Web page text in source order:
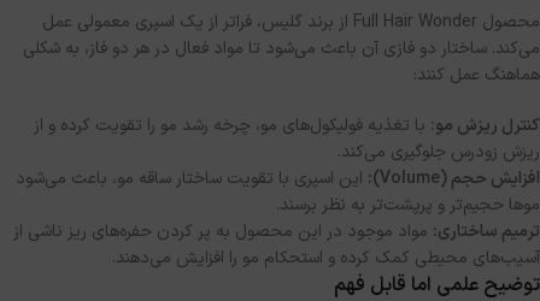
محصول Full Hair Wonder از برند گلیس، فراتر از یک اسپری معمولی عمل
می‌کند. ساختار دو فازی آن باعث می‌شود تا مواد فعال در هر دو فاز، به شکلی
هماهنگ عمل کنند:
کنترل ریزش مو: با تغذیه فولیکول‌های مو، چرخه رشد مو را تقویت کرده و از
ریزش زودرس جلوگیری می‌کند.
افزایش حجم (Volume):
این اسپری با تقویت ساختار ساقه مو، باعث می‌شود
موها حجیم‌تر و پرپشت‌تر به نظر برسند.
ترمیم ساختاری: مواد موجود در این محصول به پر کردن حفره‌های ریز ناشی از
آسیب‌های محیطی کمک کرده و استحکام مو را افزایش می‌دهند.
توضیح علمی اما قابل فهم